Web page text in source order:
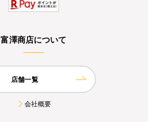
富澤商店について
店舗一覧
会社概要